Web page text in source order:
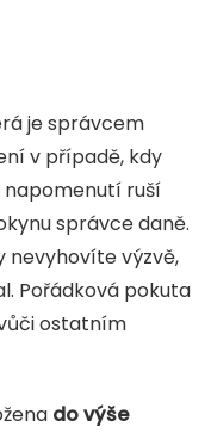
je správcem
v případě, kdy
ruší
správce daně.
nevyhovíte výzvě,
Pořádková pokuta
ostatním
do výše